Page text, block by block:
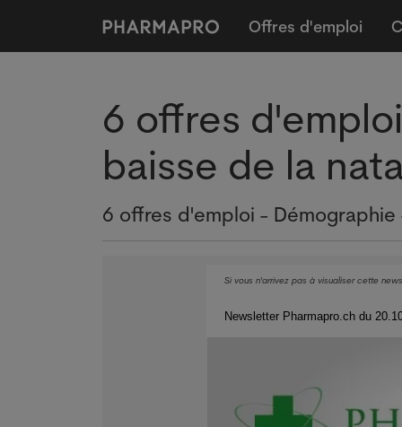
Offres d'emploi
6 offres
baisse de la
6 offres d'emploi -
Si vous n'arrivez pas à visualiser cette
Newsletter Pharmapro.ch du